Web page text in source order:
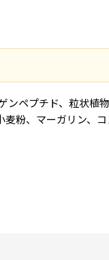
ペプチド、粒状植
粉、マーガリン